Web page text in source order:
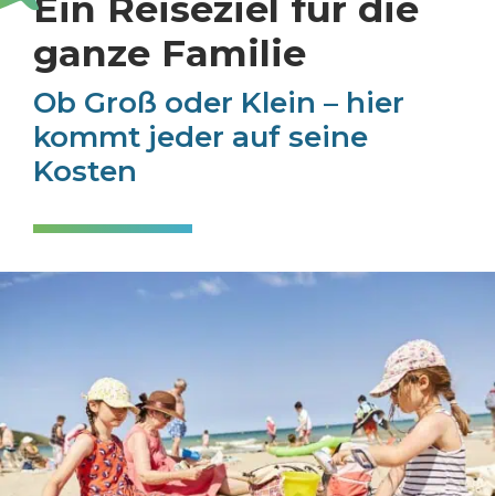
ganze Familie
Ob Groß oder Klein – hier
kommt jeder auf seine
Kosten